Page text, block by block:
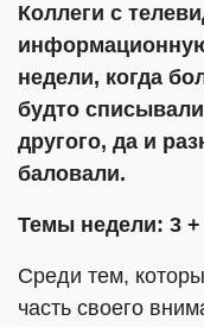
Коллеги с
недели, когда
будто
другого, да и
баловали.
Темы недели: 3 +
Среди тем,
часть своего